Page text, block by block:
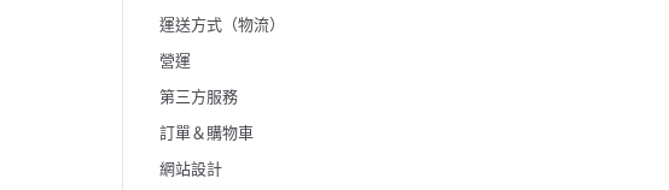
運送方式（物流）
營運
第三方服務
訂單＆購物車
網站設計